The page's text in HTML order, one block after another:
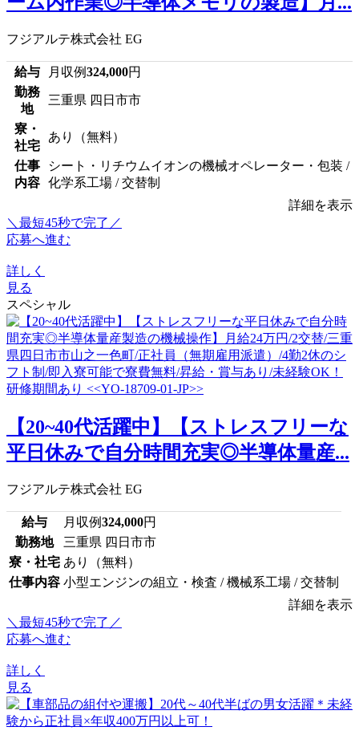
フジアルテ株式会社 EG
給与 月収例324,000円
勤務
地
三重県 四日市市
寮・
社宅
あり（無料）
仕事
内容
シート・リチウムイオンの機械オペレーター・包装 /
化学系工場 / 交替制
詳細を表示
＼最短45秒で完了／
応募へ進む
詳しく
見る
スペシャル
【20~40代活躍中】【ストレスフリーな
平日休みで自分時間充実◎半導体量産...
フジアルテ株式会社 EG
給与 月収例324,000円
勤務地
三重県 四日市市
寮・社宅 あり（無料）
仕事内容 小型エンジンの組立・検査 / 機械系工場 / 交替制
詳細を表示
＼最短45秒で完了／
応募へ進む
詳しく
見る